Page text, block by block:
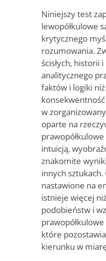
Niniejszy test
lewopółkulowe
krytycznego
rozumowania.
ścisłych,
analitycznego
faktów i logiki
w
oparte na
prawopółkulowe
intuicją,
znakomite
innych
nastawione na
istnieje więcej
podobieństw i
które
kierunku w